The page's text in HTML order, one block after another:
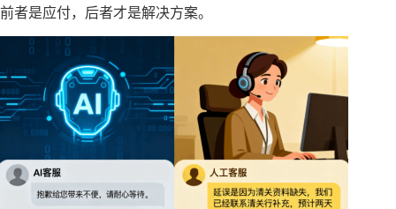
前者是应付，后者才是解决方案。​